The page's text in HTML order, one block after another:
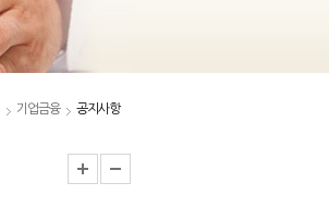
기업금융 공지사항